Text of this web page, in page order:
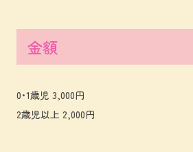
金額
0･1歳児 3,000円
2歳児以上 2,000円